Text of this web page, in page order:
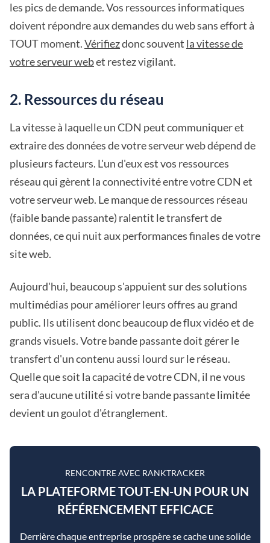
les pics de demande. Vos ressources informatiques
doivent répondre aux demandes du web sans effort à
TOUT moment.Vérifiezdonc souvent la vitesse de
votre serveur webet restez vigilant.
2. Ressources du réseau
La vitesse à laquelle un CDN peut communiquer et
extraire des données de votre serveur web dépend de
plusieurs facteurs. L'un d'eux est vos ressources
réseau qui gèrent la connectivité entre votre CDN et
votre serveur web. Le manque de ressources réseau
(faible bande passante) ralentit le transfert de
données, ce qui nuit aux performances finales de votre
site web.
Aujourd'hui, beaucoup s'appuient sur des solutions
multimédias pour améliorer leurs offres au grand
public. Ils utilisent donc beaucoup de flux vidéo et de
grands visuels. Votre bande passante doit gérer le
transfert d'un contenu aussi lourd sur le réseau.
Quelle que soit la capacité de votre CDN, il ne vous
sera d'aucune utilité si votre bande passante limitée
devient un goulot d'étranglement.
RENCONTRE AVEC RANKTRACKER
LA PLATEFORME TOUT-EN-UN POUR UN
RÉFÉRENCEMENT EFFICACE
Derrière chaque entreprise prospère se cache une solide